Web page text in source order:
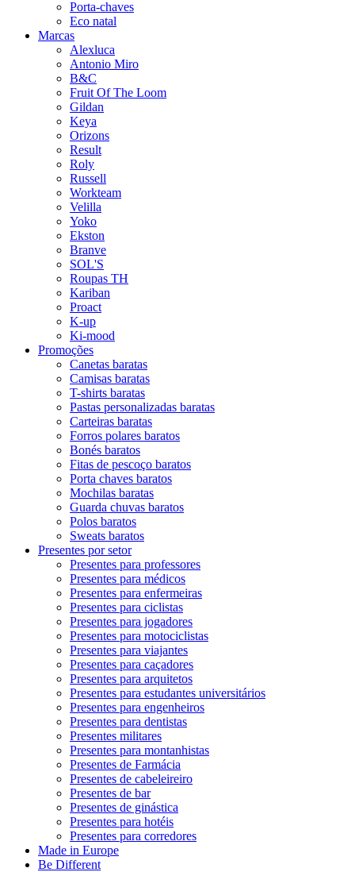
Porta-chaves
Eco natal
Marcas
Alexluca
Antonio Miro
B&C
Fruit Of The Loom
Gildan
Keya
Orizons
Result
Roly
Russell
Workteam
Velilla
Yoko
Ekston
Branve
SOL'S
Roupas TH
Kariban
Proact
K-up
Ki-mood
Promoções
Canetas baratas
Camisas baratas
T-shirts baratas
Pastas personalizadas baratas
Carteiras baratas
Forros polares baratos
Bonés baratos
Fitas de pescoço baratos
Porta chaves baratos
Mochilas baratas
Guarda chuvas baratos
Polos baratos
Sweats baratos
Presentes por setor
Presentes para professores
Presentes para médicos
Presentes para enfermeiras
Presentes para ciclistas
Presentes para jogadores
Presentes para motociclistas
Presentes para viajantes
Presentes para caçadores
Presentes para arquitetos
Presentes para estudantes universitários
Presentes para engenheiros
Presentes para dentistas
Presentes militares
Presentes para montanhistas
Presentes de Farmácia
Presentes de cabeleireiro
Presentes de bar
Presentes de ginástica
Presentes para hotéis
Presentes para corredores
Made in Europe
Be Different